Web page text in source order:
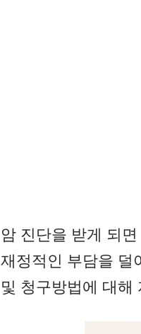
암 진단을 받게 되
재정적인 부담을 덜
및 청구방법에 대해